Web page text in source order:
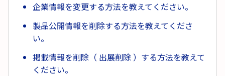
企業情報を変更する方法を教えてください。
製品公開情報を削除する方法を教えてくださ
い。
掲載情報を削除（ 出展削除 ）する方法を教えて
ください。